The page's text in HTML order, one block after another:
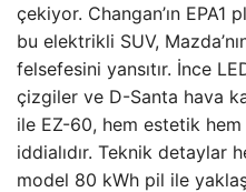
çekiyor. Changan’ın
bu elektrikli SUV,
felsefesini yansıtır. İnce
çizgiler ve D-Santa hava
ile EZ-60, hem estetik hem
iddialıdır. Teknik detaylar
model 80 kWh pil ile